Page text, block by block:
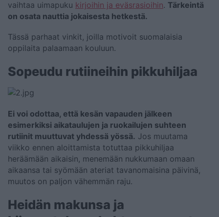
vaihtaa uimapuku kirjoihin ja eväsrasioihin. Tärkeintä
on osata nauttia jokaisesta hetkestä.
Tässä parhaat vinkit, joilla motivoit suomalaisia
oppilaita palaamaan kouluun.
Sopeudu rutiineihin pikkuhiljaa
Ei voi odottaa, että kesän vapauden jälkeen
esimerkiksi aikataulujen ja ruokailujen suhteen
rutiinit muuttuvat yhdessä yössä. Jos muutama
viikko ennen aloittamista totuttaa pikkuhiljaa
heräämään aikaisin, menemään nukkumaan omaan
aikaansa tai syömään ateriat tavanomaisina päivinä,
muutos on paljon vähemmän raju.
Heidän makunsa ja